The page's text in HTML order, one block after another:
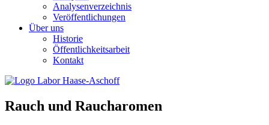
Analysenverzeichnis
Veröffentlichungen
Über uns
Historie
Öffentlichkeitsarbeit
Kontakt
Rauch und Raucharomen